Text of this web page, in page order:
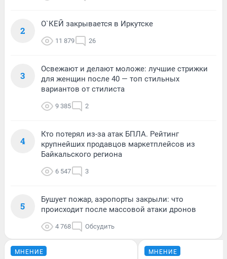
2
О`КЕЙ закрывается в Иркутске
11 879 26
3
Освежают и делают моложе: лучшие стрижки
для женщин после 40 — топ стильных
вариантов от стилиста
9 385 2
4
Кто потерял из-за атак БПЛА. Рейтинг
крупнейших продавцов маркетплейсов из
Байкальского региона
6 547 3
5
Бушует пожар, аэропорты закрыли: что
происходит после массовой атаки дронов
4 768 Обсудить
МНЕНИЕ МНЕНИЕ